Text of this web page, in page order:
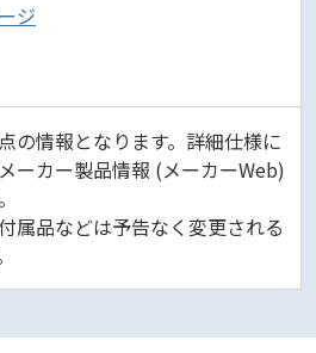
ジ
の情報となります。詳細仕様に
ーカー製品情報 (メーカーWeb)
属品などは予告なく変更される